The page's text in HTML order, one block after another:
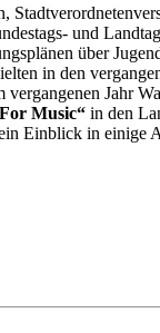
und
über
in den
vergangenen Jahr
Music“ in den
Einblick in